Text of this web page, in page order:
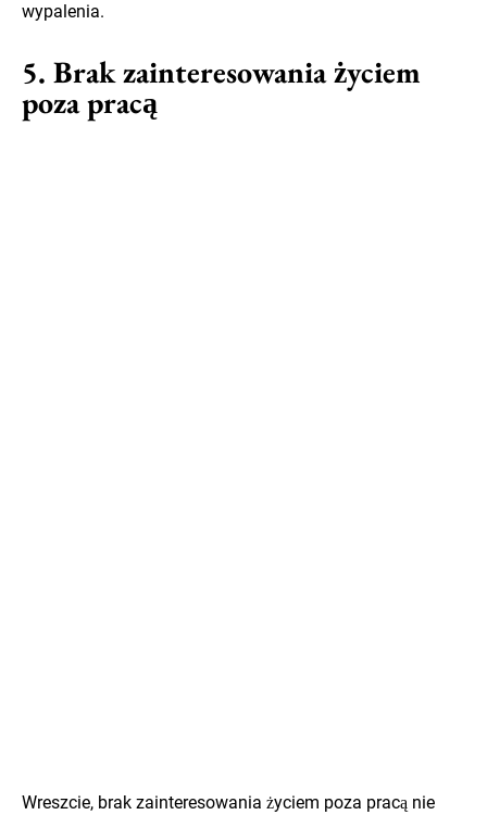
wypalenia.
5. Brak zainteresowania życiem
poza pracą
Wreszcie, brak zainteresowania życiem poza pracą nie